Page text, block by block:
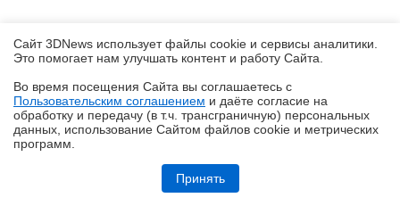
Обзор складного смартфона HONOR Magic V6: избавление от
Сайт 3DNews использует файлы cookie и сервисы аналитики.
Это помогает нам улучшать контент и работу Cайта.
Во время посещения Cайта вы соглашаетесь с
Пользовательским соглашением и даёте согласие на
обработку и передачу (в т.ч. трансграничную) персональных
данных, использование Cайтом файлов cookie и метрических
программ.
Принять